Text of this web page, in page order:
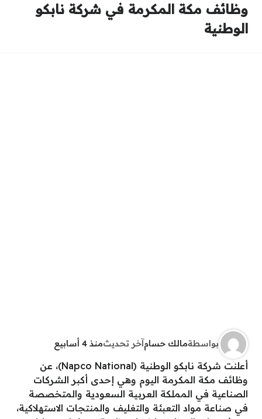
وظائف مكة المكرمة في شركة نابكو
الوطنية
بواسطةمالك حسامآخر تحديثمنذ 4 أسابيع
أعلنت شركة نابكو الوطنية (Napco National)، عن
وظائف مكة المكرمة اليوم وهي إحدى أكبر الشركات
الصناعية في المملكة العربية السعودية والمتخصصة
في صناعة مواد التعبئة والتغليف والمنتجات الاستهلاكية،